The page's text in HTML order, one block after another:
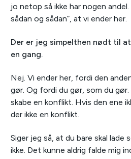
jo netop så ikke har nogen
sådan og sådan”, at vi ender her.
Der er jeg simpelthen nødt til
en gang.
Nej. Vi ender her, fordi den
gør. Og fordi du gør, som du
skabe en konflikt. Hvis den ene
der ikke en konflikt.
Siger jeg så, at du bare skal lade
ikke. Det kunne aldrig falde mig